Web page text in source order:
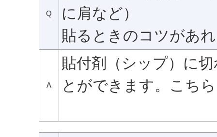
Q
に肩など）
貼るときのコツがあ
A
貼付剤（シップ）に
とができます。こち